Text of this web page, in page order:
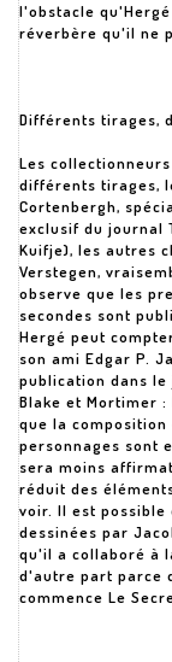
l'obstacle
réverbère qu'il ne
Différents tirages,
Les
différents tirages,
Cortenbergh,
exclusif du journal
Kuifje), les autres
Verstegen,
observe que les
secondes sont
Hergé peut
son ami Edgar P.
publication dans
Blake et Mortimer
que la
personnages sont
sera moins
réduit des
voir. Il est possible
dessinées par
qu'il a collaboré à
d'autre part parce
commence Le